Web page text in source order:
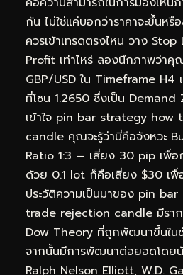
กัน ไม่ใช่แค่บอกว่าราคาจะขึ้นหรื
ควรเข้าเทรดตรงไหน วาง
Profit เท่าไหร่ ลองนึกภาพว่า
GBP/USD ใน Timeframe H4
ที่โซน 1.2650 ซึ่งเป็น
เข้าใจ pin bar strategy
candle คุณจะรู้ว่านี่คือจังหวะ
Ratio 1:3 — เสี่ยง 30 pip เพื่อ
ด้วย 0.1 lot ก็คือเสี่ยง $30 เพื่
ประวัติความเป็นมาของ pin
trade rejection candle มีรา
Dow Theory ที่ถูกพัฒนาขึ้นใน
จากนั้นมีการพัฒนาต่อยอดโดยนั
Ralph Nelson Elliott, W.D.